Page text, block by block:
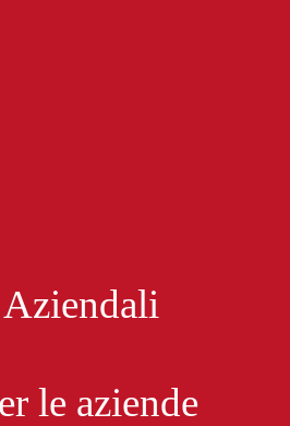
le aziende